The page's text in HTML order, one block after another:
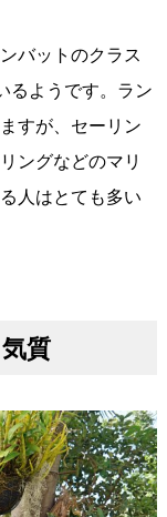
バットのクラス
るようです。ラン
すが、セーリン
ングなどのマリ
人はとても多い
質